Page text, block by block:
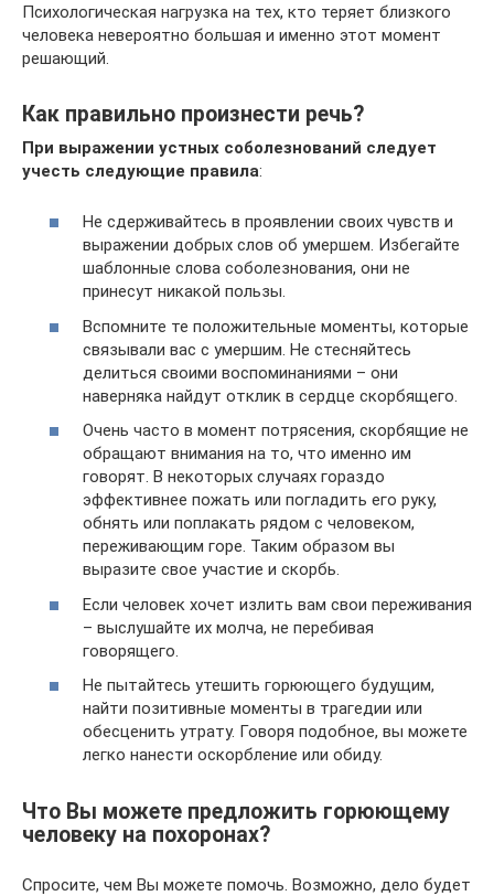
Психологическая нагрузка на тех, кто теряет близкого
человека невероятно большая и именно этот момент
решающий.
Как правильно произнести речь?
При выражении устных соболезнований следует
учесть следующие правила:
Не сдерживайтесь в проявлении своих чувств и
выражении добрых слов об умершем. Избегайте
шаблонные слова соболезнования, они не
принесут никакой пользы.
Вспомните те положительные моменты, которые
связывали вас с умершим. Не стесняйтесь
делиться своими воспоминаниями – они
наверняка найдут отклик в сердце скорбящего.
Очень часто в момент потрясения, скорбящие не
обращают внимания на то, что именно им
говорят. В некоторых случаях гораздо
эффективнее пожать или погладить его руку,
обнять или поплакать рядом с человеком,
переживающим горе. Таким образом вы
выразите свое участие и скорбь.
Если человек хочет излить вам свои переживания
– выслушайте их молча, не перебивая
говорящего.
Не пытайтесь утешить горюющего будущим,
найти позитивные моменты в трагедии или
обесценить утрату. Говоря подобное, вы можете
легко нанести оскорбление или обиду.
Что Вы можете предложить горюющему
человеку на похоронах?
Спросите, чем Вы можете помочь. Возможно, дело будет